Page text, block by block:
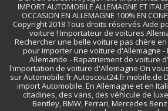
IMPORT AUTOMOBILE ALLEMAGNE ET
OCCASION EN ALLEMAGNE 100% EN
Copyright 2018 Tous droits réservés Aide
voiture ! Importateur de voitures
Rechercher une belle voiture pas chère
pour importer une voiture d'Allemagne
Allemande - Rapatriement de voiture
l'importation de voiture d'Allemagne On
sur Automobile.fr Autoscout24.fr mobile.de
import Automobile. En Allemagne et en
citadines, des vans, des véhicule de
Bentley, BMW, Ferrari, Mercedes